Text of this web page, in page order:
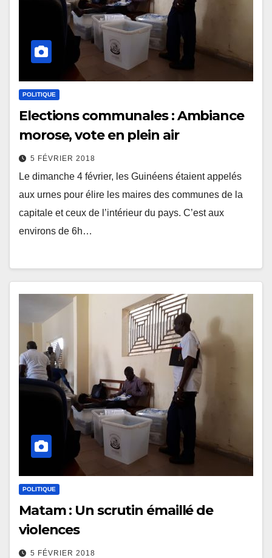
POLITIQUE
Elections communales : Ambiance
morose, vote en plein air
5 FÉVRIER 2018
Le dimanche 4 février, les Guinéens étaient appelés
aux urnes pour élire les maires des communes de la
capitale et ceux de l’intérieur du pays. C’est aux
environs de 6h…
POLITIQUE
Matam : Un scrutin émaillé de
violences
5 FÉVRIER 2018